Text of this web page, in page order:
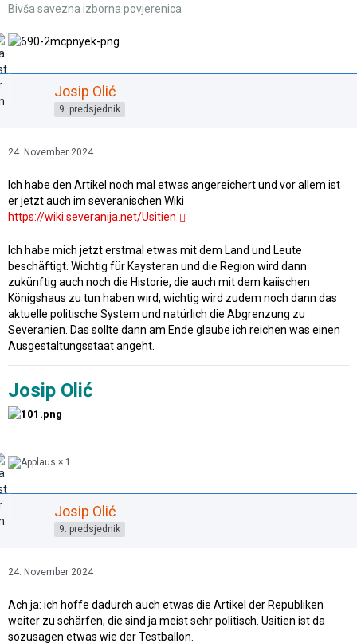
Bivša savezna izborna povjerenica
Josip Olić
9. predsjednik
24. November 2024
Ich habe den Artikel noch mal etwas angereichert und vor allem ist
er jetzt auch im severanischen Wiki
https://wiki.severanija.net/Usitien
Ich habe mich jetzt erstmal etwas mit dem Land und Leute
beschäftigt. Wichtig für Kaysteran und die Region wird dann
zukünftig auch noch die Historie, die auch mit dem kaiischen
Königshaus zu tun haben wird, wichtig wird zudem noch dann das
aktuelle politische System und natürlich die Abgrenzung zu
Severanien. Das sollte dann am Ende glaube ich reichen was einen
Ausgestaltungsstaat angeht.
Josip Olić
1
Josip Olić
9. predsjednik
24. November 2024
Ach ja: ich hoffe dadurch auch etwas die Artikel der Republiken
weiter zu schärfen, die sind ja meist sehr politisch. Usitien ist da
sozusagen etwas wie der Testballon.